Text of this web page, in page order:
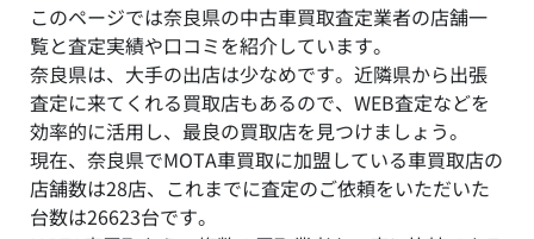
このページでは奈良県の中古車買取査定業者の店舗一
覧と査定実績や口コミを紹介しています。
奈良県は、大手の出店は少なめです。近隣県から出張
査定に来てくれる買取店もあるので、WEB査定などを
効率的に活用し、最良の買取店を見つけましょう。
現在、奈良県でMOTA車買取に加盟している車買取店の
店舗数は28店、これまでに査定のご依頼をいただいた
台数は26623台です。